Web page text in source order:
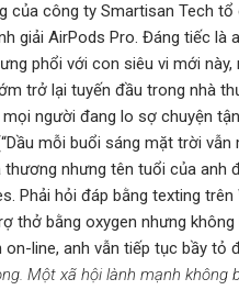
của công ty Smartisan Tech
giải AirPods Pro. Đáng tiếc là
phổi với con siêu vi mới
trở lại tuyến đầu trong nhà
người đang lo sợ chuyện
mỗi buổi sáng mặt trời
nhưng tên tuổi của anh
Phải hỏi đáp bằng texting
thở bằng oxygen nhưng
on-line, anh vẫn tiếp tục bầy
Một xã hội lành mạnh không